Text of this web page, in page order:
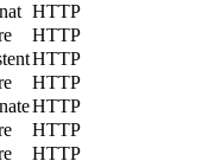
HTTP
HTTP
HTTP
HTTP
HTTP
HTTP
HTTP